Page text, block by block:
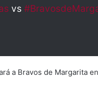
vs
a Bravos de Margarita